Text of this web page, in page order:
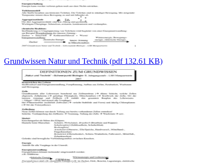
Grundwissen Natur und Technik (pdf 132.61 KB)